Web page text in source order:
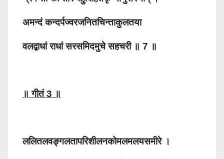
अमन्दं कन्दर्पज्वरजनितचिन्ताकुलतया
वलद्बाधां राधां सरसमिदमुचे सहचरी ॥ 7 ॥
॥ गीतं 3 ॥
ललितलवङ्गलतापरिशीलनकोमलमलयसमीरे ।